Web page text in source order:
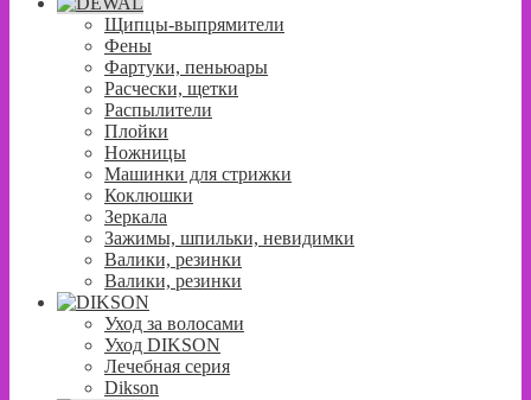
Щипцы-выпрямители
Фены
Фартуки, пеньюары
Расчески, щетки
Распылители
Плойки
Ножницы
Машинки для стрижки
Коклюшки
Зеркала
Зажимы, шпильки, невидимки
Валики, резинки
Валики, резинки
Уход за волосами
Уход DIKSON
Лечебная серия
Dikson